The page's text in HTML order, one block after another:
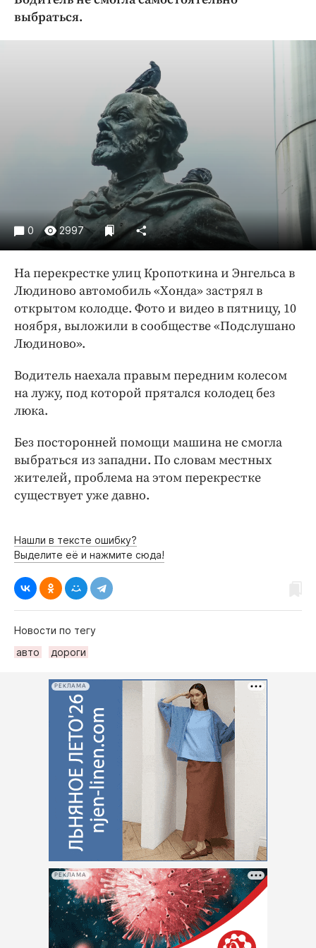
Праздники
Происшествия
Экономика и бизнес
ПРОЕКТЫ
Издания
Медиаперсона
Клиника года
Работодатель года
выбраться.
0 2997
На перекрестке улиц Кропоткина и Энгельса в
Людиново автомобиль «Хонда» застрял в
открытом колодце. Фото и видео в пятницу, 10
ноября, выложили в сообществе «Подслушано
Людиново».
Водитель наехала правым передним колесом
на лужу, под которой прятался колодец без
люка.
Без посторонней помощи машина не смогла
выбраться из западни. По словам местных
жителей, проблема на этом перекрестке
существует уже давно.
Нашли в тексте ошибку?
Выделите её и нажмите сюда!
Новости по тегу
авто
дороги
РЕКЛАМА
РЕКЛАМА